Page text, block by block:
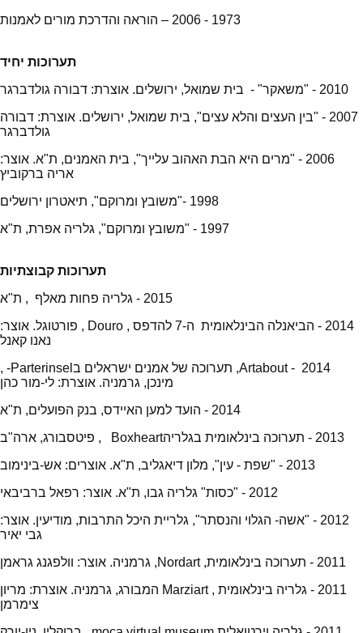
1973 - 2006 – הוראה והדרכת מורים לאמנות
תערוכות יחיד
2010 - "משאקר" - בית שמואל, ירושלים. אוצרת: דבורה גולדברגר
2007 - "בין העצים והלא עצים", בית שמואל, ירושלים. אוצרת: דבורה
גולדברגר
2006 - "מרים היא הבת האהוב עלייך", בית האמנים, ת"א. אוצר:
אריה ברקוביץ
1998 -"משובץ ומרוקם", תיאטרון ירושלים
1997 - "משובץ ומרוקם", גלריה אפרת, ת"א
תערוכות קבוצתיות
2015 - גלריה פחות מאלף , ת"א
2014 - הביאנלה הבינלאומית ה-7 להדפס , Douro , פורטוגל. אוצר:
נאנו קאנל
2014 - Artabout, תערוכה של אמנים ישראלים בParterinsel- ,
מינכן, גרמניה. אוצרת: לי-מור כהן
2014 - הועד למען האיידס, בנק הפועלים, ת"א
2013 - תערוכה בינלאומית בגלריהBoxheart , פיטסבורג, ארה"ב
2013 - "שפת - עין", מלון דיאגליב, ת"א. אוצרים: אש-בינימוב
2012 - "כסות" גלריה גבו, ת"א. אוצר: רפאל ברביבאי
2012 - "אשה- הגלוי והנסתר", גלריית היכל התרבות, מודיעין. אוצר:
גבי יאיר
2011 - תערוכה בינלאומית, Nordart, גרמניה. אוצר: וולפגנג גראמן
2011 - גלריה בינלאומית , Marziart המבורג, גרמניה. אוצרת: מריון
צימרמן